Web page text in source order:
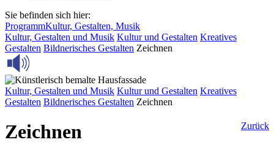
Sie befinden sich hier:
ProgrammKultur, Gestalten, Musik
Kultur, Gestalten und Musik Kultur und Gestalten Kreatives
Gestalten Bildnerisches Gestalten Zeichnen
Kultur, Gestalten und Musik Kultur und Gestalten Kreatives
Gestalten Bildnerisches Gestalten Zeichnen
Zurück
Zeichnen